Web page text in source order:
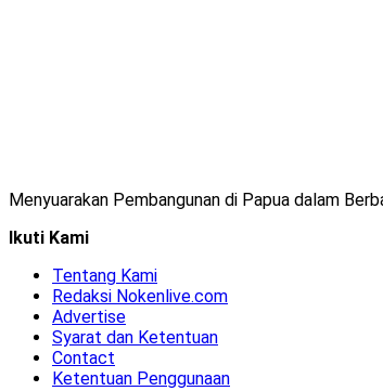
Menyuarakan Pembangunan di Papua dalam
Ikuti Kami
Tentang Kami
Redaksi Nokenlive.com
Advertise
Syarat dan Ketentuan
Contact
Ketentuan Penggunaan